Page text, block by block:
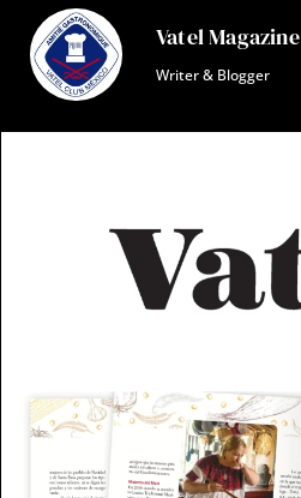
Vatel Magazine
Writer & Blogger